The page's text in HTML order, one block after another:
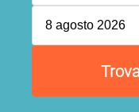
8 agosto 2026